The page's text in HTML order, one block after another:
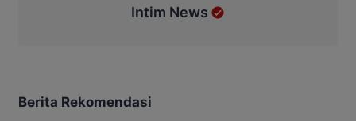
Intim News
Berita Rekomendasi